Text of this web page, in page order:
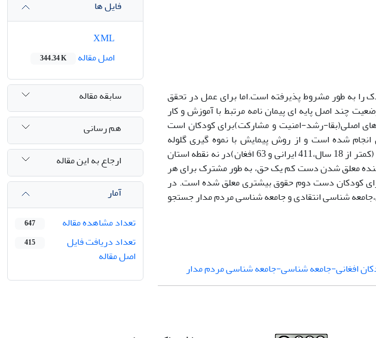
پیمان نامه حقوق کودک را به طور مشروط پذیرفته است.اما برای عمل در تحقق
چند اصل پایه ای پیمان نامه مرتبط با آموزش و کار
اصلی(بقا-رشد-امنیت و مشارکت)برای کودکان است
شده است و از روش پیمایش با نموه گیری گلوله
برفی(پرسان پرسان )استفاده شده است.474 کودک کارگر (کمتر از 18 سال،411 ایرانی و 63 افغان)در نه نقطه استان
معلق شدن دست کم یک حق، به طور مشترک برای هر
برای کودکان دست دوم حقوق بیشتری معلق شده است. در
شناسی حرفه ای،جامعه شناسی انتقادی و جامعه شناسی مردم مدار جستجو
افغانی-جامعه شناسی-جامعه شناسی مردم مدار
فایل ها
اصل مقاله
344.34 K
سابقه مقاله
هم رسانی
ارجاع به این مقاله
آمار
تعداد مشاهده مقاله
647
تعداد دریافت فایل
اصل مقاله
415